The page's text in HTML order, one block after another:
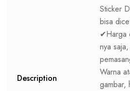
Description
Sticker
bisa
✔Harga
nya
Warna
gambar,